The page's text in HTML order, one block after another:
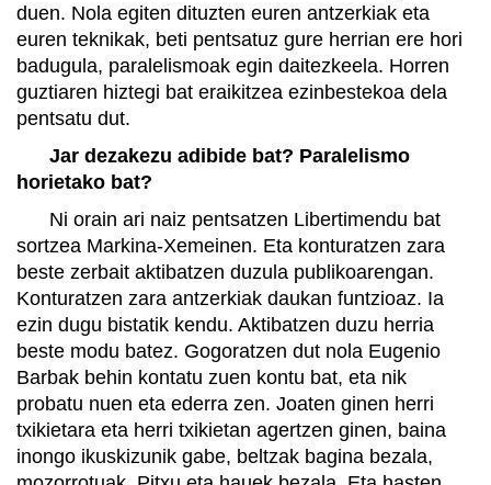
duen. Nola egiten dituzten euren antzerkiak eta
euren teknikak, beti pentsatuz gure herrian ere hori
badugula, paralelismoak egin daitezkeela. Horren
guztiaren hiztegi bat eraikitzea ezinbestekoa dela
pentsatu dut.
Jar dezakezu adibide bat? Paralelismo
horietako bat?
Ni orain ari naiz pentsatzen Libertimendu bat
sortzea Markina-Xemeinen. Eta konturatzen zara
beste zerbait aktibatzen duzula publikoarengan.
Konturatzen zara antzerkiak daukan funtzioaz. Ia
ezin dugu bistatik kendu. Aktibatzen duzu herria
beste modu batez. Gogoratzen dut nola Eugenio
Barbak behin kontatu zuen kontu bat, eta nik
probatu nuen eta ederra zen. Joaten ginen herri
txikietara eta herri txikietan agertzen ginen, baina
inongo ikuskizunik gabe, beltzak bagina bezala,